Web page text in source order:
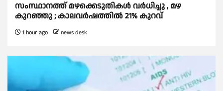
സംസ്ഥാനത്ത് മഴക്കെടുതികള്‍ വര്‍ധിച്ചു , മഴ
കുറഞ്ഞു ; കാലവര്‍ഷത്തില്‍ 21% കുറവ്
1 hour ago news desk